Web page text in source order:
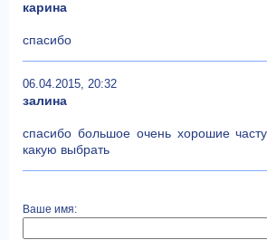
карина
спасибо
06.04.2015, 20:32
залина
спасибо большое очень хорошие
какую выбрать
Ваше имя: